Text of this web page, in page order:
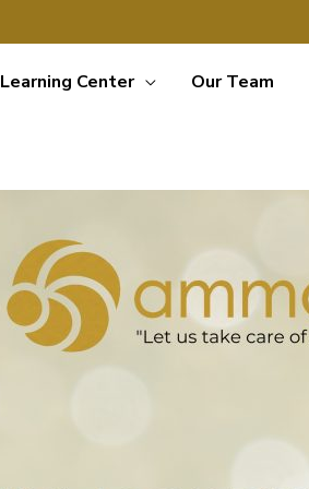
Learning Center Our Team